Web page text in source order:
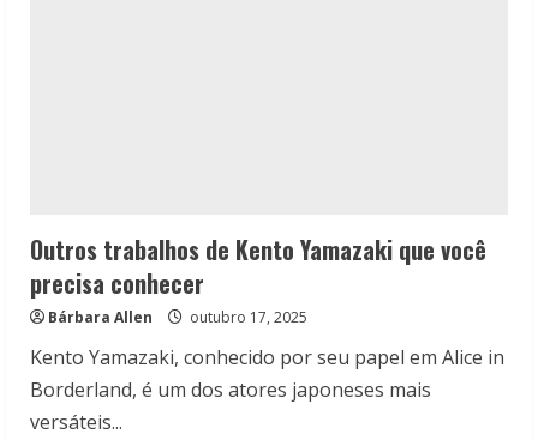
Outros trabalhos de Kento Yamazaki que você
precisa conhecer
Bárbara Allen outubro 17, 2025
Kento Yamazaki, conhecido por seu papel em Alice in
Borderland, é um dos atores japoneses mais
versáteis...